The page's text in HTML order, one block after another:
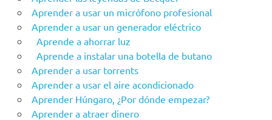
Aprender a usar un micrófono profesional
Aprender a usar un generador eléctrico
Aprende a ahorrar luz
Aprende a instalar una botella de butano
Aprender a usar torrents
Aprender a usar el aire acondicionado
Aprender Húngaro, ¿Por dónde empezar?
Aprender a atraer dinero